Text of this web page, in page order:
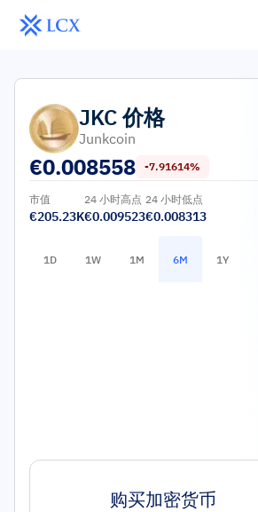
JKC价格
Junkcoin
€0.008558 -7.91614%
市值
€205.23K
24 小时高点
€0.009523
24 小时低点
€0.008313
1D 1W 1M 6M 1Y
购买加密货币